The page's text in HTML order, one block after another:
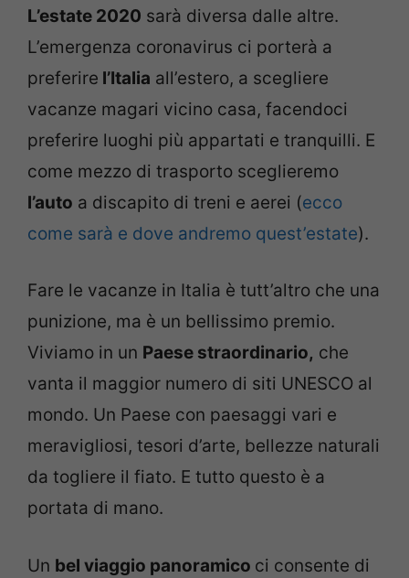
L’estate 2020 sarà diversa dalle altre.
L’emergenza coronavirus ci porterà a
preferire l’Italia all’estero, a scegliere
vacanze magari vicino casa, facendoci
preferire luoghi più appartati e tranquilli. E
come mezzo di trasporto sceglieremo
l’auto a discapito di treni e aerei (ecco
come sarà e dove andremo quest’estate).
Fare le vacanze in Italia è tutt’altro che una
punizione, ma è un bellissimo premio.
Viviamo in un Paese straordinario, che
vanta il maggior numero di siti UNESCO al
mondo. Un Paese con paesaggi vari e
meravigliosi, tesori d’arte, bellezze naturali
da togliere il fiato. E tutto questo è a
portata di mano.
Un bel viaggio panoramico ci consente di